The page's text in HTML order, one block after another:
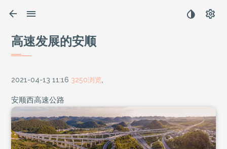
高速发展的安顺
2021-04-13 11:16 3250浏览
安顺西高速公路